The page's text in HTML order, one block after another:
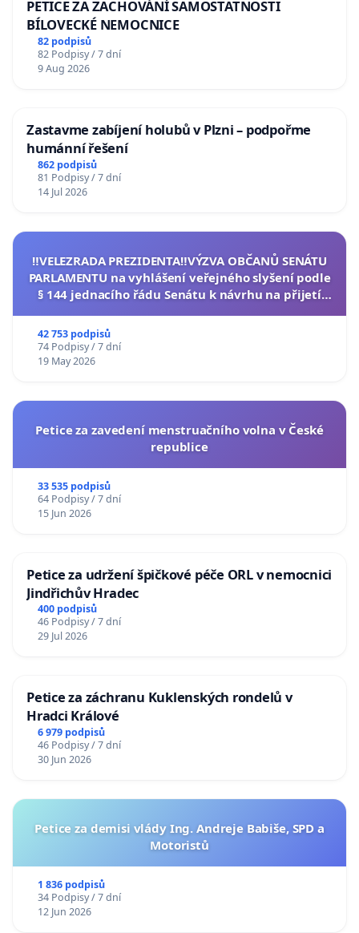
PETICE ZA ZACHOVÁNÍ SAMOSTATNOSTI
BÍLOVECKÉ NEMOCNICE
82 podpisů
82 Podpisy / 7 dní
9 Aug 2026
Zastavme zabíjení holubů v Plzni – podpořme
humánní řešení
862 podpisů
81 Podpisy / 7 dní
14 Jul 2026
‼️VELEZRADA PREZIDENTA‼️VÝZVA OBČANŮ SENÁTU
PARLAMENTU na vyhlášení veřejného slyšení podle
§ 144 jednacího řádu Senátu k návrhu na přijetí
42 753 podpisů
74 Podpisy / 7 dní
19 May 2026
Petice za zavedení menstruačního volna v České
republice
33 535 podpisů
64 Podpisy / 7 dní
15 Jun 2026
Petice za udržení špičkové péče ORL v nemocnici
Jindřichův Hradec
400 podpisů
46 Podpisy / 7 dní
29 Jul 2026
Petice za záchranu Kuklenských rondelů v
Hradci Králové
6 979 podpisů
46 Podpisy / 7 dní
30 Jun 2026
Petice za demisi vlády Ing. Andreje Babiše, SPD a
Motoristů
1 836 podpisů
34 Podpisy / 7 dní
12 Jun 2026